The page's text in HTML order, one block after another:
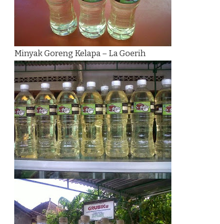
Minyak Goreng Kelapa – La Goerih